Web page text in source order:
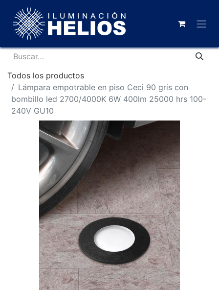
Todos los productos
Lámpara empotrable en piso Ceci 90 gris con
bombillo led 2700/4000K 6W 400lm 25000 hrs 100-
240V GU10